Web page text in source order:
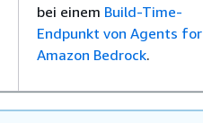
bei einem Build-Time-
Endpunkt von Agents for
Amazon Bedrock.